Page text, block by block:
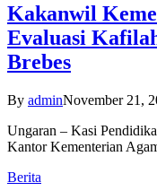
Kakanwil
Evaluasi
Brebes
By adminNovember 21,
Ungaran – Kasi
Kantor Kementerian
Berita